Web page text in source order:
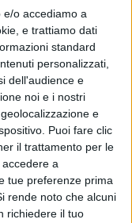
e/o accediamo a
e trattiamo dati
standard
personalizzati,
dell'audience e
noi e i nostri
e
Puoi fare clic
il trattamento per le
a
tue preferenze prima
rende noto che alcuni
richiedere il tuo